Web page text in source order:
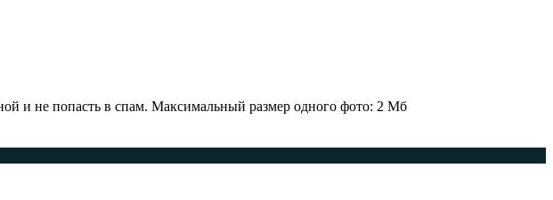
и не попасть в спам. Максимальный размер одного фото: 2 Мб